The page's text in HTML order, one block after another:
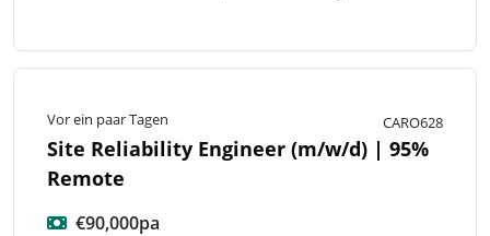
Vor ein paar Tagen CARO628
Site Reliability Engineer (m/w/d) | 95%
Remote
€90,000pa